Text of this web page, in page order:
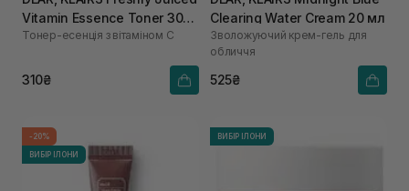
Vitamin Essence Toner 30
мл
Тонер-есенція з вітаміном C
310₴
Clearing Water Cream 20 мл
Зволожуючий крем-гель для
обличчя
525₴
-20%
ВИБІР ІЛОНИ
ВИБІР ІЛОНИ